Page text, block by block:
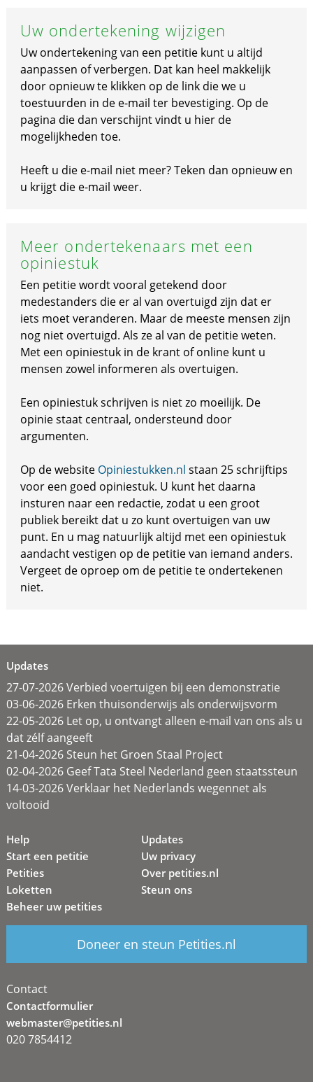
Uw ondertekening wijzigen
Uw ondertekening van een petitie kunt u altijd
aanpassen of verbergen. Dat kan heel makkelijk
door opnieuw te klikken op de link die we u
toestuurden in de e-mail ter bevestiging. Op de
pagina die dan verschijnt vindt u hier de
mogelijkheden toe.
Heeft u die e-mail niet meer? Teken dan opnieuw en
u krijgt die e-mail weer.
Meer ondertekenaars met een
opiniestuk
Een petitie wordt vooral getekend door
medestanders die er al van overtuigd zijn dat er
iets moet veranderen. Maar de meeste mensen zijn
nog niet overtuigd. Als ze al van de petitie weten.
Met een opiniestuk in de krant of online kunt u
mensen zowel informeren als overtuigen.
Een opiniestuk schrijven is niet zo moeilijk. De
opinie staat centraal, ondersteund door
argumenten.
Op de website Opiniestukken.nl staan 25 schrijftips
voor een goed opiniestuk. U kunt het daarna
insturen naar een redactie, zodat u een groot
publiek bereikt dat u zo kunt overtuigen van uw
punt. En u mag natuurlijk altijd met een opiniestuk
aandacht vestigen op de petitie van iemand anders.
Vergeet de oproep om de petitie te ondertekenen
niet.
Updates
27-07-2026 Verbied voertuigen bij een demonstratie
03-06-2026 Erken thuisonderwijs als onderwijsvorm
22-05-2026 Let op, u ontvangt alleen e-mail van ons als u
dat zélf aangeeft
21-04-2026 Steun het Groen Staal Project
02-04-2026 Geef Tata Steel Nederland geen staatssteun
14-03-2026 Verklaar het Nederlands wegennet als
voltooid
Help
Start een petitie
Petities
Loketten
Beheer uw petities
Updates
Uw privacy
Over petities.nl
Steun ons
Doneer en steun Petities.nl
Contact
Contactformulier
webmaster@petities.nl
020 7854412